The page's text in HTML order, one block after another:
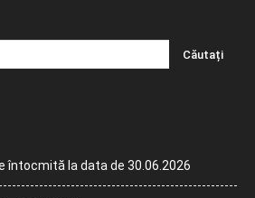
întocmită la data de 30.06.2026